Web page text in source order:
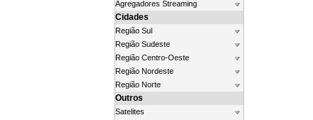
Agregadores Streaming
Cidades
Região Sul
Região Sudeste
Região Centro-Oeste
Região Nordeste
Região Norte
Outros
Satelites